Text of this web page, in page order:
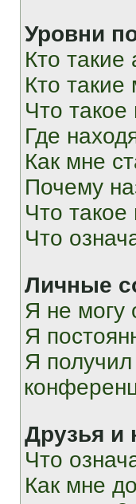
Уровни
Кто
Кто
Что такое
Где
Как мне
Почему
Что
Что
Личные
Я не могу
Я
Я получил
Друзья и
Что
Как мне